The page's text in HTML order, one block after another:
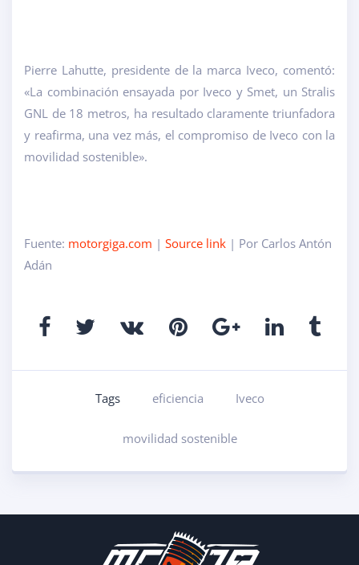
Pierre Lahutte, presidente de la marca Iveco, comentó:
«La combinación ensayada por Iveco y Smet, un Stralis
GNL de 18 metros, ha resultado claramente triunfadora
y reafirma, una vez más, el compromiso de Iveco con la
movilidad sostenible».
Fuente: motorgiga.com | Source link | Por Carlos Antón
Adán
Tags eficiencia Iveco
movilidad sostenible